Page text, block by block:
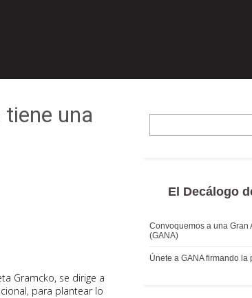
tiene una
Gramcko, se dirige a
para plantear lo
El Decálogo
Convoquemos a una Gran
(GANA)
Únete a GANA firmando la